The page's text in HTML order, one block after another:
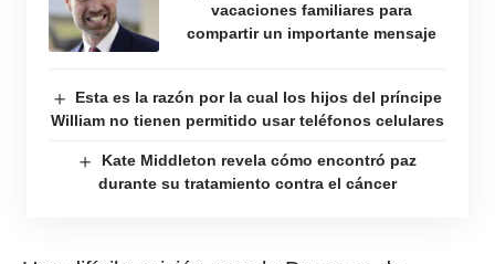
vacaciones familiares para
compartir un importante mensaje
Esta es la razón por la cual los hijos del príncipe
William no tienen permitido usar teléfonos celulares
Kate Middleton revela cómo encontró paz
durante su tratamiento contra el cáncer